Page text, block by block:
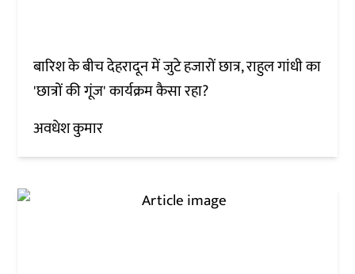
बारिश के बीच देहरादून में जुटे हजारों छात्र, राहुल गांधी का
'छात्रों की गूंज' कार्यक्रम कैसा रहा?
अवधेश कुमार